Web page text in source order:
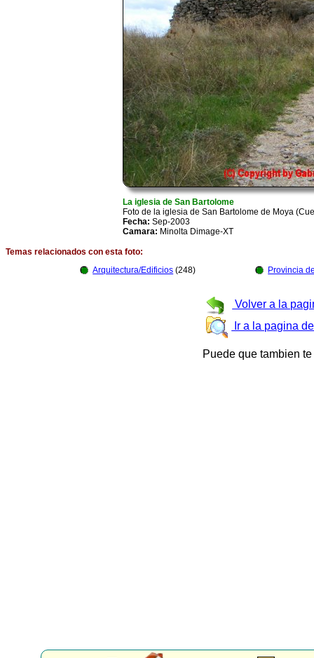
La iglesia de San Bartolome
Foto de la iglesia de San Bartolome de Moya
Fecha: Sep-2003
Camara: Minolta Dimage-XT
Temas relacionados con esta foto:
Arquitectura/Edificios (248) Provincia
Volver a la
Ir a la pagina
Puede que tambien